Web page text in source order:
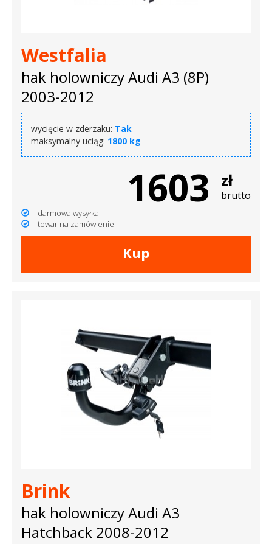
Westfalia
hak holowniczy Audi A3 (8P)
2003-2012
wycięcie w zderzaku: Tak
maksymalny uciąg: 1800 kg
1603 zł
brutto
darmowa wysyłka
towar na zamówienie
Kup
Brink
hak holowniczy Audi A3
Hatchback 2008-2012